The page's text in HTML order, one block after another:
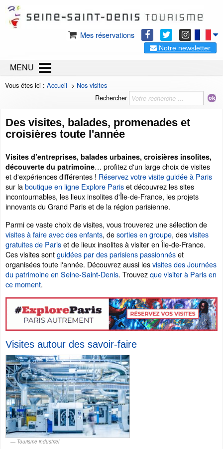
Mes réservations
Notre newsletter
MENU
Vous êtes ici : Accueil > Nos visites
Rechercher
Des visites, balades, promenades et
croisières toute l'année
Visites d’entreprises, balades urbaines, croisières insolites,
découverte du patrimoine… profitez d'un large choix de visites
et d'expériences différentes ! Réservez votre visite guidée à Paris
sur laboutique en ligne Explore Pariset découvrez les sites
incontournables, les lieux insolites d'Île-de-France, les projets
innovants du Grand Paris et de la région parisienne.
Parmi ce vaste choix de visites, vous trouverez une sélection de
visites à faire avec des enfants, desorties en groupe, desvisites
gratuites de Pariset de lieux insolites à visiter en Île-de-France.
Ces visites sontguidées par des parisiens passionnéset
organisées toute l'année. Découvrez aussi lesvisites des Journées
du patrimoine en Seine-Saint-Denis. Trouvezque visiter à Paris en
ce moment.
Visites autour des savoir-faire
Tourisme industriel